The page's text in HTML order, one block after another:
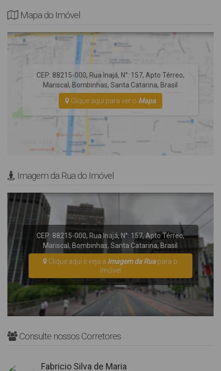
Camionetas consulte com nossa equipe para evitar
Mapa do Imóvel
CEP: 88215-000, Rua Inajá, N°: 157, Apto Térreo,
Mariscal, Bombinhas,Santa Catarina, Brasil
Clique aqui para ver o Mapa
Imagem da Rua do Imóvel
CEP: 88215-000, Rua Inajá, N°: 157, Apto Térreo,
Mariscal, Bombinhas,Santa Catarina, Brasil
Clique aqui e veja a Imagem da Ruapara o
Imóvel
Consulte nossos Corretores
Fabricio Silva de Maria